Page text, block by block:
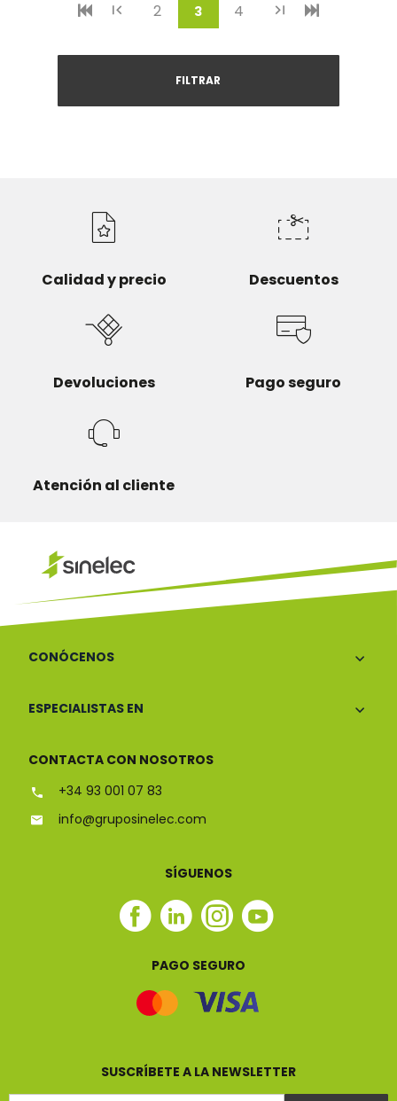
2 3(current)
4
FILTRAR
Calidad y precio Descuentos
Devoluciones Pago seguro
Atención al cliente
CONÓCENOS
ESPECIALISTAS EN
CONTACTA CON NOSOTROS
+34 93 001 07 83
info@gruposinelec.com
SÍGUENOS
Facebook
Linkedin
Instagram
Youtube
PAGO SEGURO
SUSCRÍBETE A LA NEWSLETTER